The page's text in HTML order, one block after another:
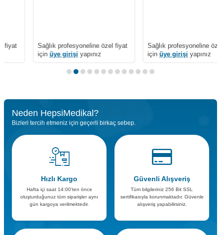
Sağlık profesyoneline özel fiyat
üye girişi yapınız
Sağlık profesyoneline özel fiyat
üye girişiyapınız
Neden HepsiMedikal?
Bizleri tercih etmeniz için geçerli birkaç sebep.
Hızlı Kargo
Hafta içi saat 14:00’ten önce
oluşturduğunuz tüm siparişler aynı
gün kargoya verilmektedir.
Güvenli Alışveriş
Tüm bilgileriniz 256 Bit SSL
sertifikasıyla korunmaktadır. Güvenle
alışveriş yapabilirsiniz.